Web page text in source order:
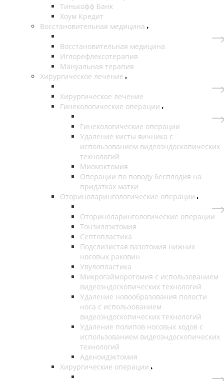
Тинькофф Банк
Хоум Кредит
Восстановительная медицина
Восстановительная медицина
Иглорефлексотерапия
Мануальная терапия
Хирургическое лечение
Хирургическое лечение
Гинекологические операции
Гинекологические операции
Удаление кисты яичника с
использованием видеоэндоскопических
технологий
Миомэктомия
Операции по поводу бесплодия на
придатках матки
Оториноларингологические операции
Оториноларингологические операции
Тонзиллэктомия
Септопластика
Подслизистая вазотомия нижних
носовых раковин
Увулопластика
Микрогайморотомия с использованием
видеоэндоскопических технологий
Удаление новообразования полости
носа с использованием
видеоэндоскопических технологий
Удаление полипов носовых ходов с
использованием видеоэндоскопических
технологий
Аденоидэктомия
Хирургические операции